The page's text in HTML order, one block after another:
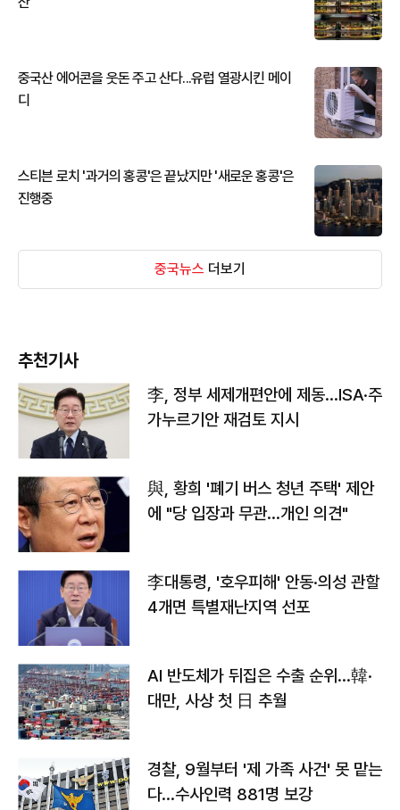
중국산 에어콘을 웃돈 주고 산다...유럽 열광시킨 메이
디
스티븐 로치 '과거의 홍콩'은 끝났지만 '새로운 홍콩'은
진행중
중국뉴스 더보기
추천기사
李, 정부 세제개편안에 제동…ISA·주
가누르기안 재검토 지시
與, 황희 '폐기 버스 청년 주택' 제안
에 "당 입장과 무관…개인 의견"
李대통령, '호우피해' 안동·의성 관할
4개면 특별재난지역 선포
AI 반도체가 뒤집은 수출 순위…韓·
대만, 사상 첫 日 추월
경찰, 9월부터 '제 가족 사건' 못 맡는
다…수사인력 881명 보강